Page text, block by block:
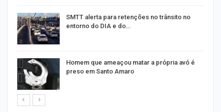
SMTT alerta para retenções no trânsito no
entorno do DIA e do…
Homem que ameaçou matar a própria avó é
preso em Santo Amaro